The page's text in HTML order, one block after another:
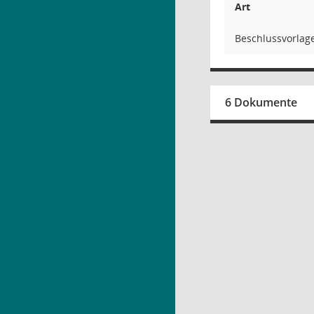
Art
6 Dokumente